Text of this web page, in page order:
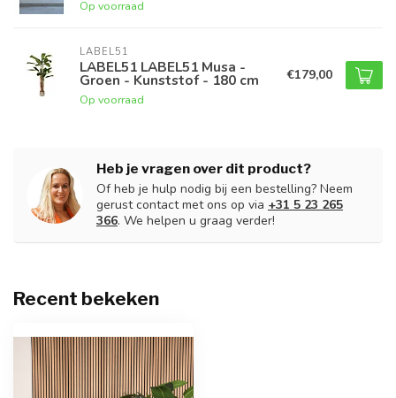
Op voorraad
LABEL51
LABEL51 LABEL51 Musa -
Groen - Kunststof - 180 cm
Op voorraad
€179,00
Heb je vragen over dit product?
Of heb je hulp nodig bij een bestelling? Neem
gerust contact met ons op via +31 5 23 265
366. We helpen u graag verder!
Recent bekeken